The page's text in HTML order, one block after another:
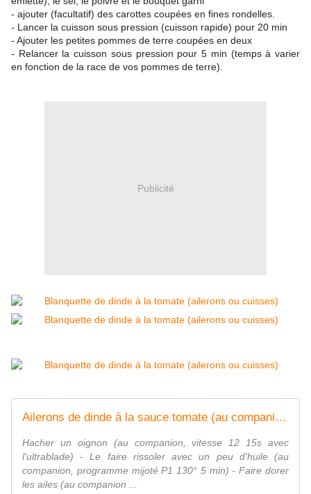
- ajouter (facultatif) des carottes coupées en fines rondelles.
- Lancer la cuisson sous pression (cuisson rapide) pour 20 min
- Ajouter les petites pommes de terre coupées en deux
- Relancer la cuisson sous pression pour 5 min (temps à varier
en fonction de la race de vos pommes de terre).
Publicité
Ailerons de dinde à la sauce tomate (au companion ou pas) - Mes Meilleures Recettes Faciles
Hacher un oignon (au companion, vitesse 12 15s avec
l'ultrablade) - Le faire rissoler avec un peu d'huile (au
companion, programme mijoté P1 130° 5 min) - Faire dorer
les ailes (au companion ...